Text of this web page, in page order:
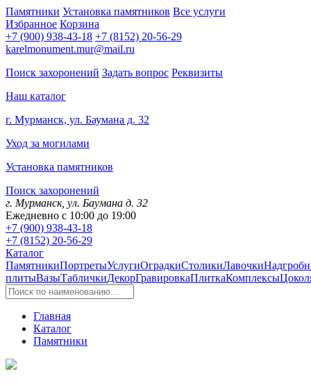
Памятники Установка памятников Все услуги
Избранное Корзина
+7 (900) 938-43-18 +7 (8152) 20-56-29
karelmonument.mur@mail.ru
Поиск захоронений Задать вопрос Реквизиты
Наш каталог
г. Мурманск, ул. Баумана д. 32
Уход за могилами
Установка памятников
Поиск захоронений
г. Мурманск, ул. Баумана д. 32
Ежедневно с 10:00 до 19:00
+7 (900) 938-43-18
+7 (8152) 20-56-29
Каталог
ПамятникиПортретыУслугиОградкиСтоликиЛавочки
плитыВазыТабличкиДекорГравировкаПлиткаКомплексы
Главная
Каталог
Памятники